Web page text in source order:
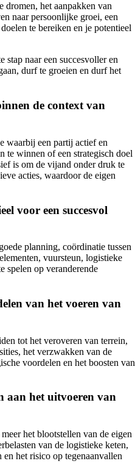
dromen, het aanpakken van
naar persoonlijke groei, een
te bereiken en je potentieel
stap naar een succesvoller en
durf te groeien en durf het
de context van
waarbij een partij actief en
te winnen of een strategisch doel
is om de vijand onder druk te
acties, waardoor de eigen
voor een succesvol
planning, coördinatie tussen
vuursteun, logistieke
spelen op veranderende
van het voeren van
tot het veroveren van terrein,
het verzwakken van de
voordelen en het boosten van
aan het uitvoeren van
het blootstellen van de eigen
van de logistieke keten,
en het risico op tegenaanvallen